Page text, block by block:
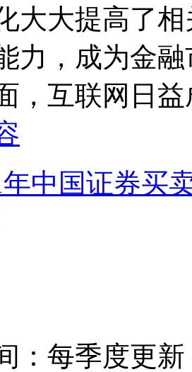
大大提高了
力，成为金
，互联网日
年中国证券买
：每季度更新